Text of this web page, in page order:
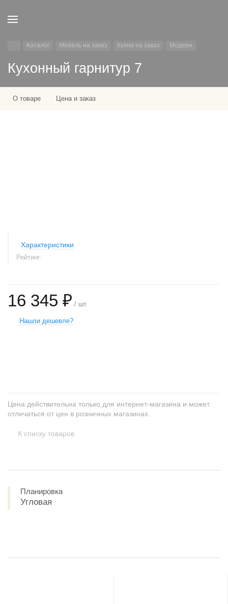
Каталог Мебель на заказ Кухни на заказ Модерн
Кухонный гарнитур 7
О товаре Цена и заказ
Характеристики
Рейтинг:
16 345 ₽ / шт
Нашли дешевле?
Цена действительна только для интернет-магазина и может
отличаться от цен в розничных магазинах.
К списку товаров
Планировка
Угловая